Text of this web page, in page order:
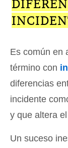
Es común en
término con
diferencias
incidente
y que altera
Un suceso